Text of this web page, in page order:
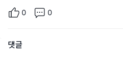
0 0
댓글